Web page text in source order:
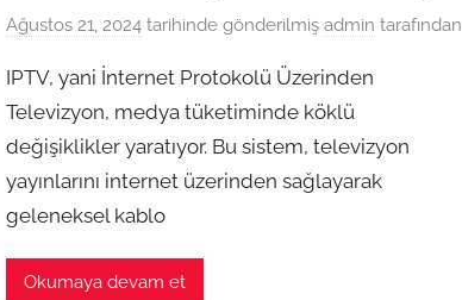
Ağustos 21, 2024 tarihinde gönderilmiş admin tarafından
IPTV, yani İnternet Protokolü Üzerinden
Televizyon, medya tüketiminde köklü
değişiklikler yaratıyor. Bu sistem, televizyon
yayınlarını internet üzerinden sağlayarak
geleneksel kablo
Okumaya devam et